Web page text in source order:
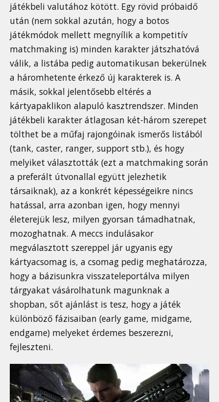
játékbeli valutához kötött. Egy rövid próbaidő
után (nem sokkal azután, hogy a botos
játékmódok mellett megnyílik a kompetitív
matchmaking is) minden karakter játszhatóvá
válik, a listába pedig automatikusan bekerülnek
a háromhetente érkező új karakterek is. A
másik, sokkal jelentősebb eltérés a
kártyapaklikon alapuló kasztrendszer. Minden
játékbeli karakter átlagosan két-három szerepet
tölthet be a műfaj rajongóinak ismerős listából
(tank, caster, ranger, support stb.), és hogy
melyiket választották (ezt a matchmaking során
a preferált útvonallal együtt jelezhetik
társaiknak), az a konkrét képességeikre nincs
hatással, arra azonban igen, hogy mennyi
életerejük lesz, milyen gyorsan támadhatnak,
mozoghatnak. A meccs indulásakor
megválasztott szereppel jár ugyanis egy
kártyacsomag is, a csomag pedig meghatározza,
hogy a bázisunkra visszateleportálva milyen
tárgyakat vásárolhatunk magunknak a
shopban, sőt ajánlást is tesz, hogy a játék
különböző fázisaiban (early game, midgame,
endgame) melyeket érdemes beszerezni,
fejleszteni.